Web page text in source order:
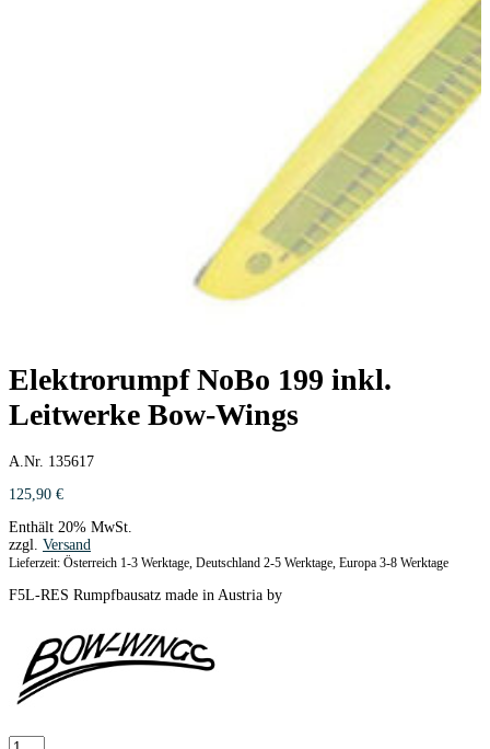
Elektrorumpf NoBo 199 inkl.
Leitwerke Bow-Wings
A.Nr. 135617
125,90 €
Enthält 20% MwSt.
zzgl. Versand
Lieferzeit: Österreich 1-3 Werktage, Deutschland 2-5 Werktage, Europa 3-8 Werktage
F5L-RES Rumpfbausatz made in Austria by
Elektrorumpf